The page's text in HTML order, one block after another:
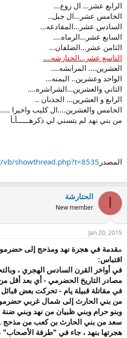
الرابع عشر... ال زوع...
الخامس عشر...ال جبل..
السادس عشر...المقادعه...
السابع عشر...الرماه....
الثامن عشر...الضلفان...
التاسع عشر...الحتارشه....
العشرين.... المرابشه....
الواحد وعشرين.. اليمنه...
الثاني والعشرين...الشراشره....
الرابع و العشرين... الجذنان ..
الخامس والعشرين....ال كليب واخيرا .....
من بني نهد لم يتسني لي ذكرهــــــأـأ
المصدر showthread.php?t=8535
الحتارشة
New member
Jan 20, 2015
مقدمة في هجرة نهد ومذحج إلى
اقتباس:
مصادر التاريخ الحضرمي - أي بعد أقل
في مقاتلة قبيلة يام - تحركت بعض قبائل
من بني الحارث إلى شمال غربي
وبنو حرام وبني ظبيان من نهد وبني
سعد من بني الحارث بن كعب من مذحج .
هجرتها بنهد ، جاء في "طرفة الأصحاب"